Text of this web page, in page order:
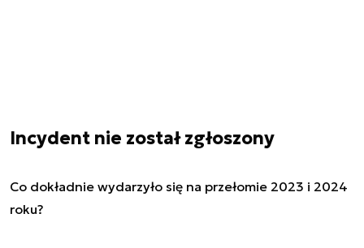
Incydent nie został zgłoszony
Co dokładnie wydarzyło się na przełomie 2023 i 2024
roku?